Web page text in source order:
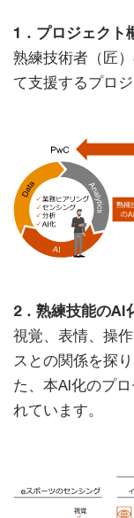
1．プロジェクト
熟練技術者（匠
て支援するプロジ
2．熟練技能のAI
視覚、表情、操
スとの関係を探
た、本AI化のプ
れています。